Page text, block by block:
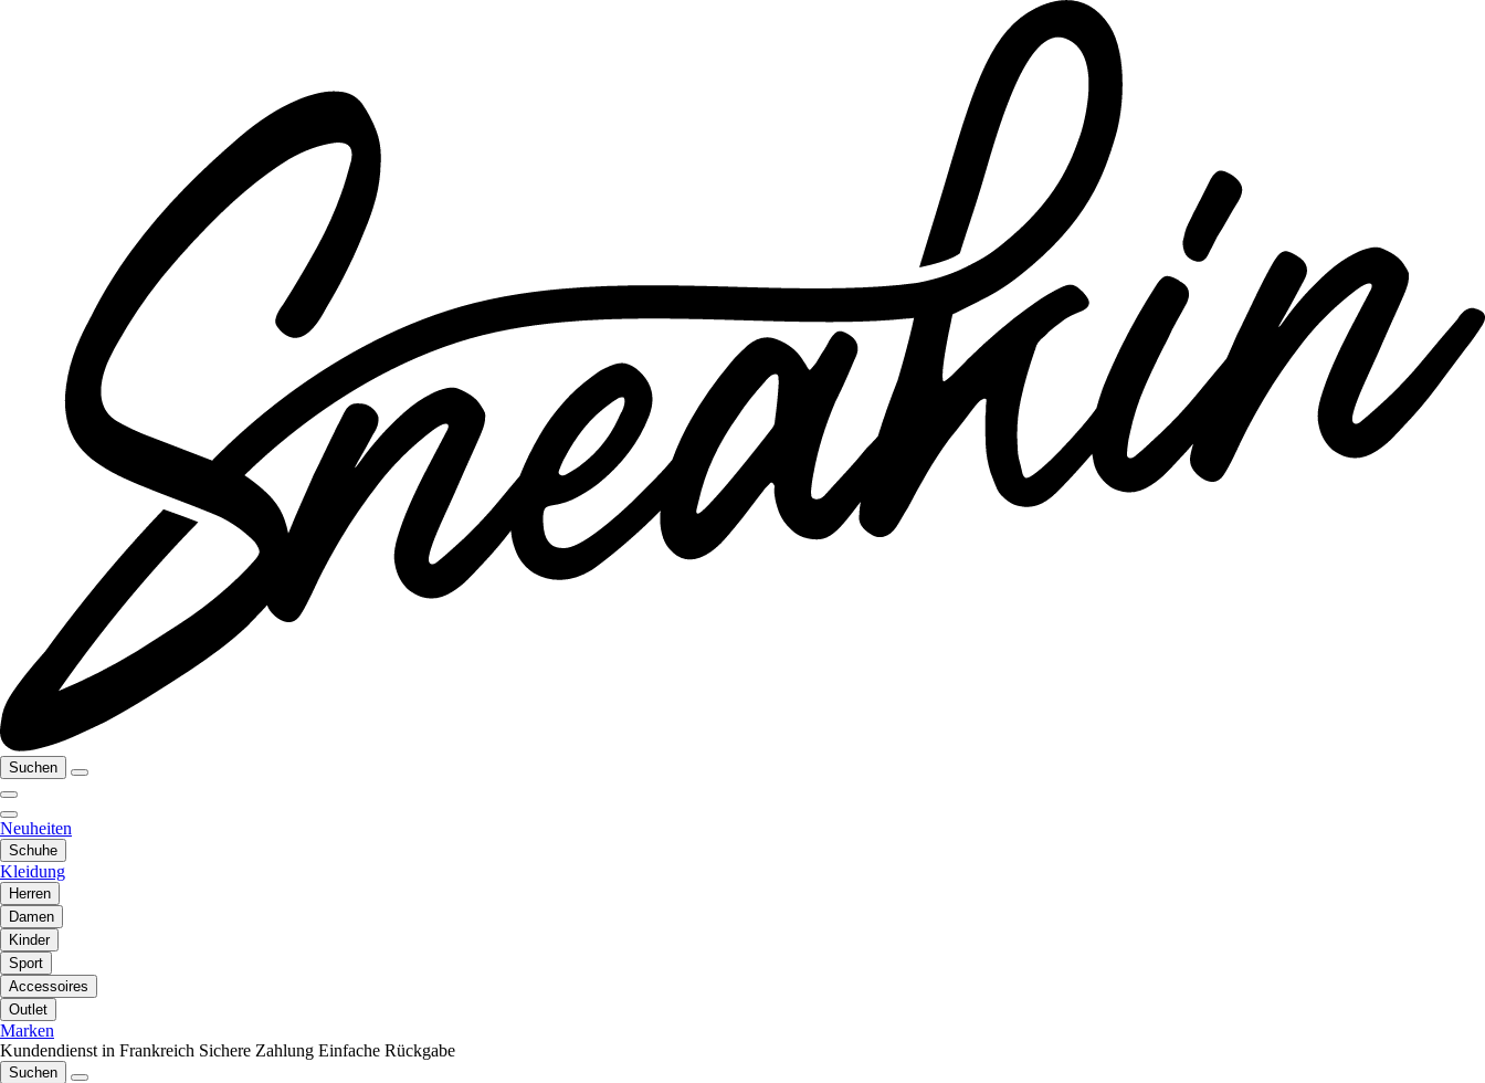
Suchen
Neuheiten
Schuhe
Kleidung
Herren
Damen
Kinder
Sport
Accessoires
Outlet
Marken
Kundendienst in Frankreich Sichere Zahlung Einfache Rückgabe
Suchen